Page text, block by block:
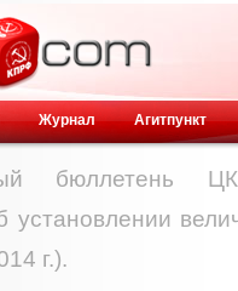
Журнал Агитпункт
бюллетень
г.).